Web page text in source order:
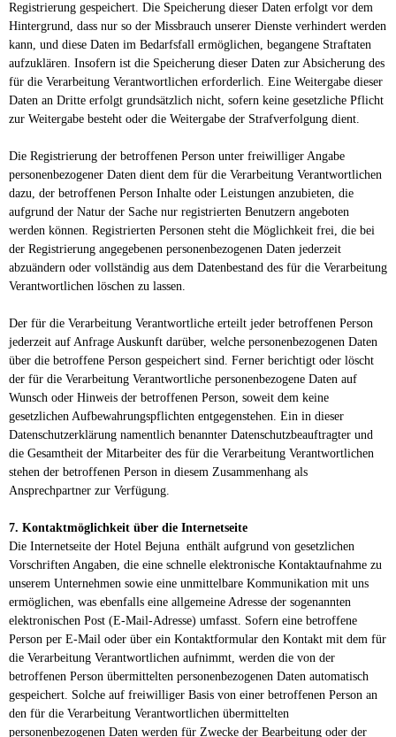
Registrierung gespeichert. Die Speicherung dieser Daten erfolgt vor dem
Hintergrund, dass nur so der Missbrauch unserer Dienste verhindert werden
kann, und diese Daten im Bedarfsfall ermöglichen, begangene Straftaten
aufzuklären. Insofern ist die Speicherung dieser Daten zur Absicherung des
für die Verarbeitung Verantwortlichen erforderlich. Eine Weitergabe dieser
Daten an Dritte erfolgt grundsätzlich nicht, sofern keine gesetzliche Pflicht
zur Weitergabe besteht oder die Weitergabe der Strafverfolgung dient.
Die Registrierung der betroffenen Person unter freiwilliger Angabe
personenbezogener Daten dient dem für die Verarbeitung Verantwortlichen
dazu, der betroffenen Person Inhalte oder Leistungen anzubieten, die
aufgrund der Natur der Sache nur registrierten Benutzern angeboten
werden können. Registrierten Personen steht die Möglichkeit frei, die bei
der Registrierung angegebenen personenbezogenen Daten jederzeit
abzuändern oder vollständig aus dem Datenbestand des für die Verarbeitung
Verantwortlichen löschen zu lassen.
Der für die Verarbeitung Verantwortliche erteilt jeder betroffenen Person
jederzeit auf Anfrage Auskunft darüber, welche personenbezogenen Daten
über die betroffene Person gespeichert sind. Ferner berichtigt oder löscht
der für die Verarbeitung Verantwortliche personenbezogene Daten auf
Wunsch oder Hinweis der betroffenen Person, soweit dem keine
gesetzlichen Aufbewahrungspflichten entgegenstehen. Ein in dieser
Datenschutzerklärung namentlich benannter Datenschutzbeauftragter und
die Gesamtheit der Mitarbeiter des für die Verarbeitung Verantwortlichen
stehen der betroffenen Person in diesem Zusammenhang als
Ansprechpartner zur Verfügung.
7. Kontaktmöglichkeit über die Internetseite
Die Internetseite der Hotel Bejuna enthält aufgrund von gesetzlichen
Vorschriften Angaben, die eine schnelle elektronische Kontaktaufnahme zu
unserem Unternehmen sowie eine unmittelbare Kommunikation mit uns
ermöglichen, was ebenfalls eine allgemeine Adresse der sogenannten
elektronischen Post (E-Mail-Adresse) umfasst. Sofern eine betroffene
Person per E-Mail oder über ein Kontaktformular den Kontakt mit dem für
die Verarbeitung Verantwortlichen aufnimmt, werden die von der
betroffenen Person übermittelten personenbezogenen Daten automatisch
gespeichert. Solche auf freiwilliger Basis von einer betroffenen Person an
den für die Verarbeitung Verantwortlichen übermittelten
personenbezogenen Daten werden für Zwecke der Bearbeitung oder der